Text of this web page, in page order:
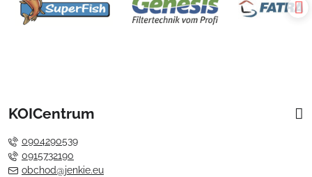
KOICentrum
0904290539
0915732190
obchod@jenkie.eu